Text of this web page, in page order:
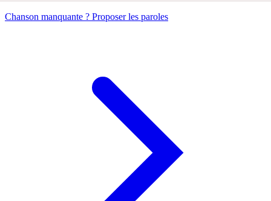
Chanson manquante ? Proposer les paroles